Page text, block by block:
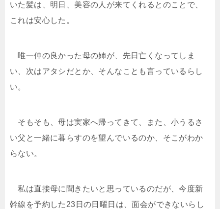
いた髪は、明日、美容の人が来てくれるとのことで、
これは安心した。
唯一仲の良かった母の姉が、先日亡くなってしま
い、次はアタシだとか、そんなことも言っているらし
い。
そもそも、母は実家へ帰ってきて、また、小うるさ
い父と一緒に暮らすのを望んでいるのか、そこがわか
らない。
私は直接母に聞きたいと思っているのだが、今度新
幹線を予約した23日の日曜日は、面会ができないらし